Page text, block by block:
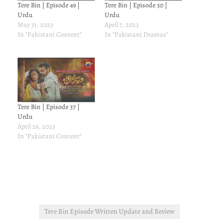
Tere Bin | Episode 49 |
Urdu
May 31, 2023
In "Pakistani Content"
Tere Bin | Episode 30 |
Urdu
April 7, 2023
In "Pakistani Dramas"
Tere Bin | Episode 37 |
Urdu
April 26, 2023
In "Pakistani Content"
Tere Bin Episode Written Update and Review